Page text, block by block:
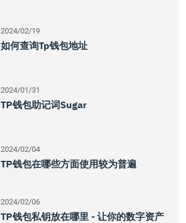
2024/02/19
如何查询tp钱包地址
2024/01/31
TP钱包助记词sugar
2024/02/04
TP钱包在哪些方面使用较为普遍
2024/02/06
TP钱包私钥放在哪里 - 让你的数字资产